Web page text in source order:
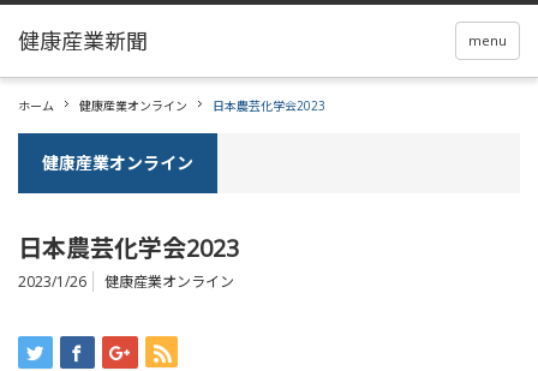
menu
ホーム 健康産業オンライン 日本農芸化学会2023
健康産業オンライン
日本農芸化学会2023
2023/1/26 健康産業オンライン